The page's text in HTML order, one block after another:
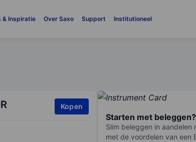
& Inspiratie Over Saxo Support Institutioneel
Kopen
Starten met beleggen?
Slim beleggen in
met de voordelen van een